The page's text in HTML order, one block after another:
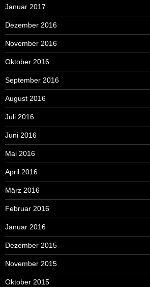
Januar 2017
Dezember 2016
November 2016
Oktober 2016
September 2016
August 2016
Juli 2016
Juni 2016
Mai 2016
April 2016
März 2016
Februar 2016
Januar 2016
Dezember 2015
November 2015
Oktober 2015